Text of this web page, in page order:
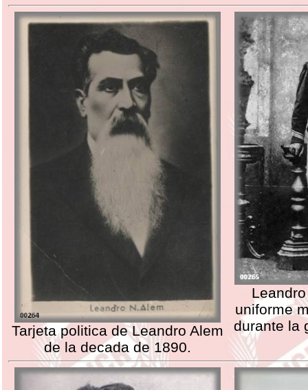
Tarjeta politica de Leandro Alem
de la decada de 1890.
uniforme
durante la